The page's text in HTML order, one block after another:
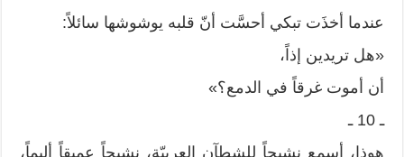
عندما أخذَت تبكي أحسَّت أنّ قلبه يوشوشها سائلاً:
«هل تريدين إذاً،
أن أموت غرقاً في الدمع؟»
ـ 10 ـ
هوذا، أسمع نشيجاً للشطآن العربيّة، نشيجاً عميقاً أليماً،